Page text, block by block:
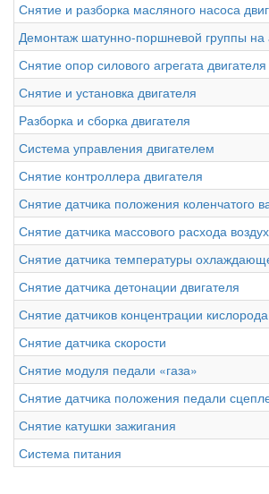
Снятие и разборка масляного насоса
Демонтаж шатунно-поршневой группы на
Снятие опор силового агрегата двигателя
Снятие и установка двигателя
Разборка и сборка двигателя
Система управления двигателем
Снятие контроллера двигателя
Снятие датчика положения коленчатого
Снятие датчика массового расхода
Снятие датчика температуры
Снятие датчика детонации двигателя
Снятие датчиков концентрации кислорода
Снятие датчика скорости
Снятие модуля педали «газа»
Снятие датчика положения педали
Снятие катушки зажигания
Система питания